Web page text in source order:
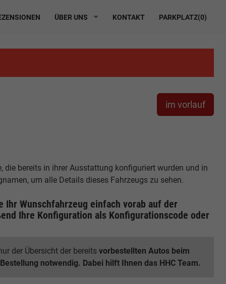
ÜBER UNS KONTAKT PARKPLATZ(0)
im vorlauf
die bereits in ihrer Ausstattung konfiguriert wurden und in
um alle Details dieses Fahrzeugs zu sehen.
Wunschfahrzeug einfach vorab auf der
Ihre Konfiguration als Konfigurationscode oder
der Übersicht der bereitsvorbestellten Autos beim
notwendig. Dabei hilft Ihnen das HHC Team.